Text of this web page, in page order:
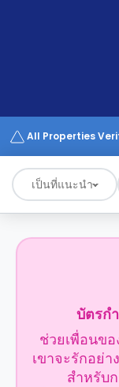
Works
All Properties
เป็นที่แนะนำ
บัตรก
ช่วยเพื่อนข
เขาจะรักอย่
สำหรับ